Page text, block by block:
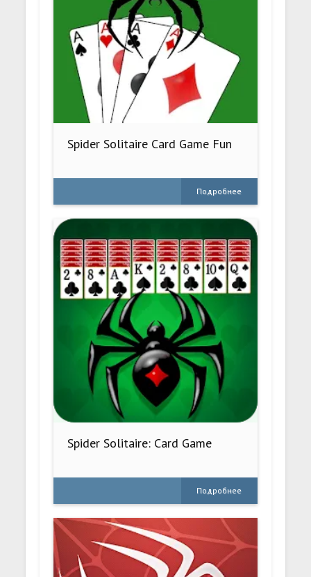
Spider Solitaire Card Game Fun
Подробнее
Spider Solitaire: Card Game
Подробнее